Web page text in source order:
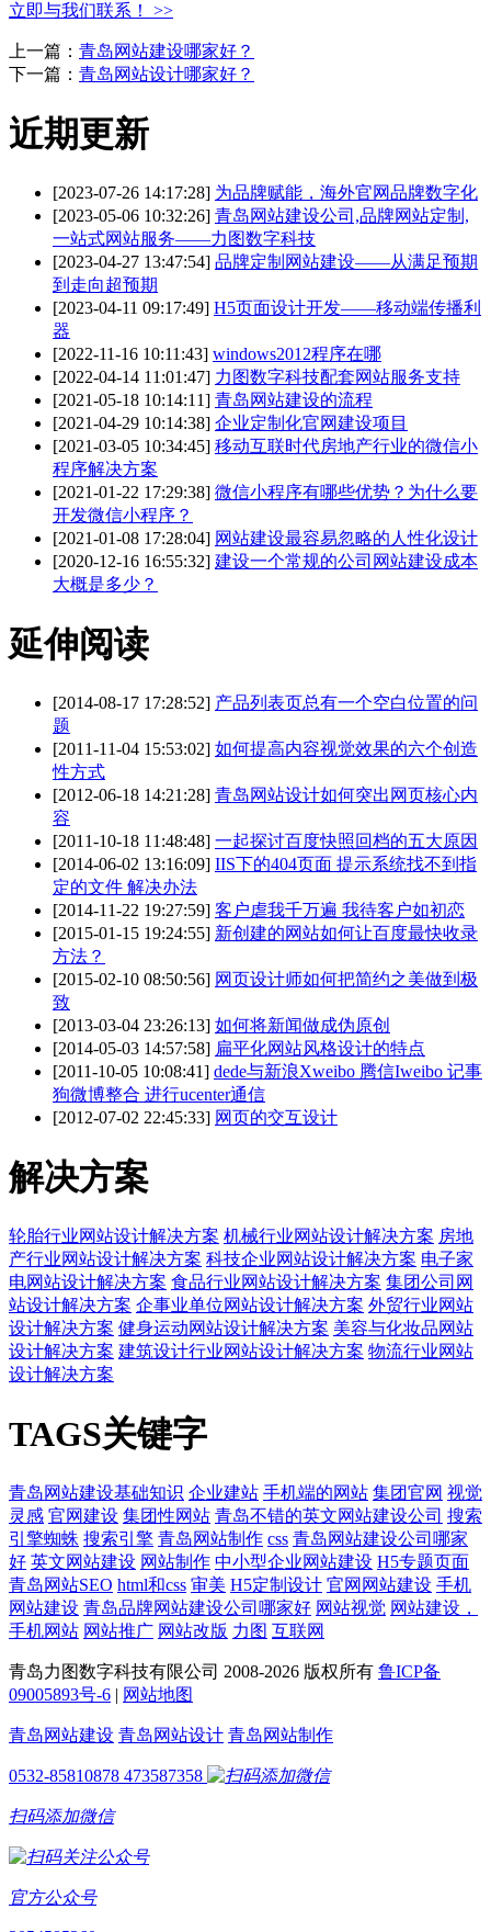
立即与我们联系！ >>
上一篇： 青岛网站建设哪家好？
下一篇： 青岛网站设计哪家好？
近期更新
[2023-07-26 14:17:28] 为品牌赋能，海外官网品牌数字化
[2023-05-06 10:32:26] 青岛网站建设公司,品牌网站定制,
一站式网站服务——力图数字科技
[2023-04-27 13:47:54] 品牌定制网站建设——从满足预期
到走向超预期
[2023-04-11 09:17:49] H5页面设计开发——移动端传播利
器
[2022-11-16 10:11:43] windows2012程序在哪
[2022-04-14 11:01:47] 力图数字科技配套网站服务支持
[2021-05-18 10:14:11] 青岛网站建设的流程
[2021-04-29 10:14:38] 企业定制化官网建设项目
[2021-03-05 10:34:45] 移动互联时代房地产行业的微信小
程序解决方案
[2021-01-22 17:29:38] 微信小程序有哪些优势？为什么要
开发微信小程序？
[2021-01-08 17:28:04] 网站建设最容易忽略的人性化设计
[2020-12-16 16:55:32] 建设一个常规的公司网站建设成本
大概是多少？
延伸阅读
[2014-08-17 17:28:52] 产品列表页总有一个空白位置的问
题
[2011-11-04 15:53:02] 如何提高内容视觉效果的六个创造
性方式
[2012-06-18 14:21:28] 青岛网站设计如何突出网页核心内
容
[2011-10-18 11:48:48] 一起探讨百度快照回档的五大原因
[2014-06-02 13:16:09] IIS下的404页面 提示系统找不到指
定的文件 解决办法
[2014-11-22 19:27:59] 客户虐我千万遍 我待客户如初恋
[2015-01-15 19:24:55] 新创建的网站如何让百度最快收录
方法？
[2015-02-10 08:50:56] 网页设计师如何把简约之美做到极
致
[2013-03-04 23:26:13] 如何将新闻做成伪原创
[2014-05-03 14:57:58] 扁平化网站风格设计的特点
[2011-10-05 10:08:41] dede与新浪Xweibo 腾信Iweibo 记事
狗微博整合 进行ucenter通信
[2012-07-02 22:45:33] 网页的交互设计
解决方案
轮胎行业网站设计解决方案 机械行业网站设计解决方案 房地
产行业网站设计解决方案 科技企业网站设计解决方案 电子家
电网站设计解决方案 食品行业网站设计解决方案 集团公司网
站设计解决方案 企事业单位网站设计解决方案 外贸行业网站
设计解决方案 健身运动网站设计解决方案 美容与化妆品网站
设计解决方案 建筑设计行业网站设计解决方案 物流行业网站
设计解决方案
TAGS关键字
青岛网站建设基础知识 企业建站 手机端的网站 集团官网 视觉
灵感 官网建设 集团性网站 青岛不错的英文网站建设公司 搜索
引擎蜘蛛 搜索引擎 青岛网站制作 css 青岛网站建设公司哪家
好 英文网站建设 网站制作 中小型企业网站建设 H5专题页面
青岛网站SEO html和css 审美 H5定制设计 官网网站建设 手机
网站建设 青岛品牌网站建设公司哪家好 网站视觉 网站建设，
手机网站 网站推广 网站改版 力图 互联网
青岛力图数字科技有限公司 2008-2026 版权所有 鲁ICP备
09005893号-6 | 网站地图
青岛网站建设 青岛网站设计 青岛网站制作
0532-85810878 473587358
扫码添加微信
官方公众号